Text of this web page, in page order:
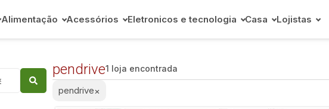
Alimentação Acessórios Eletronicos e tecnologia Casa Lojistas
pendrive1 loja encontrada
pendrive×